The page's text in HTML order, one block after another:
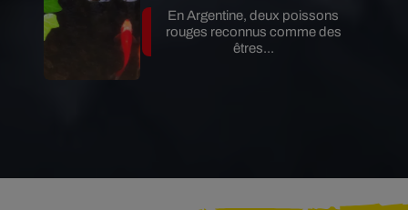
En Argentine, deux poissons
rouges reconnus comme des
êtres...